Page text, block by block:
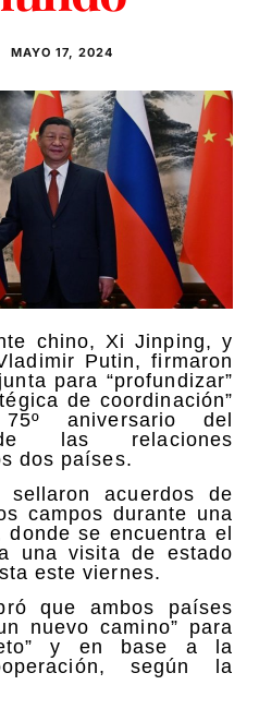
MAYO 17, 2024
chino, Xi Jinping, y
Putin, firmaron
para “profundizar”
de coordinación”
aniversario del
de las relaciones
dos países.
acuerdos de
campos durante una
se encuentra el
una visita de estado
este viernes.
que ambos países
nuevo camino” para
y en base a la
según la